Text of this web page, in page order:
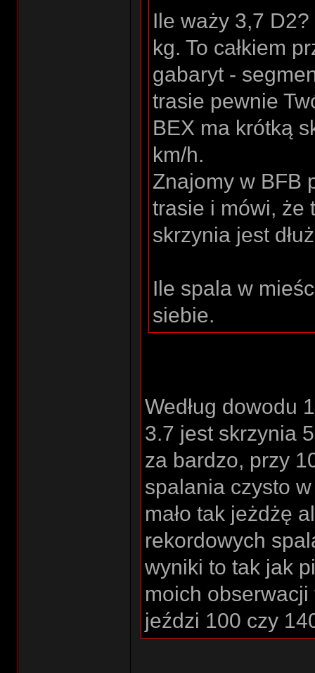
Ile waży 3,7
kg. To całkiem
gabaryt -
trasie pewnie
BEX ma krótką
km/h.
Znajomy w BFB
trasie i mówi, że
skrzynia jest
Ile spala w
siebie.
Według dowodu
3.7 jest skrzynia
za bardzo, przy
spalania czysto
mało tak jeżdżę
rekordowych
wyniki to tak jak
moich
jeździ 100 czy